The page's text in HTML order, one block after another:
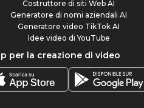
Costruttore di siti Web AI
Generatore di nomi aziendali AI
Generatore video TikTok AI
Idee video di YouTube
per la creazione di video